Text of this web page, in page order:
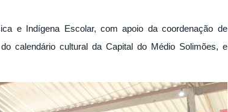
e Indígena Escolar, com apoio da coordenação de
calendário cultural da Capital do Médio Solimões, e